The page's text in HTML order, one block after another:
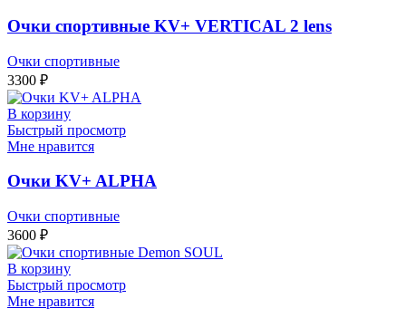
Очки спортивные KV+ VERTICAL 2 lens
Очки спортивные
3300 ₽
В корзину
Быстрый просмотр
Мне нравится
Очки KV+ ALPHA
Очки спортивные
3600 ₽
В корзину
Быстрый просмотр
Мне нравится